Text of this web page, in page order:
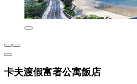
卡夫渡假富著公寓飯店